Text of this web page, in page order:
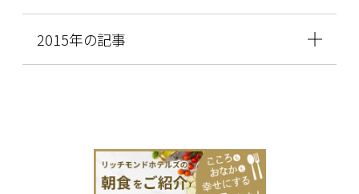
2015年の記事